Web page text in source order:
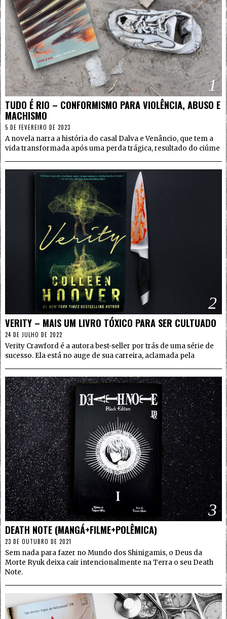
1
TUDO É RIO – CONFORMISMO PARA VIOLÊNCIA, ABUSO E
MACHISMO
5 DE FEVEREIRO DE 2023
A novela narra a história do casal Dalva e Venâncio, que tem a
vida transformada após uma perda trágica, resultado do ciúme
2
VERITY – MAIS UM LIVRO TÓXICO PARA SER CULTUADO
24 DE JULHO DE 2022
Verity Crawford é a autora best-seller por trás de uma série de
sucesso. Ela está no auge de sua carreira, aclamada pela
3
DEATH NOTE (MANGÁ+FILME+POLÊMICA)
23 DE OUTUBRO DE 2021
Sem nada para fazer no Mundo dos Shinigamis, o Deus da
Morte Ryuk deixa cair intencionalmente na Terra o seu Death
Note.